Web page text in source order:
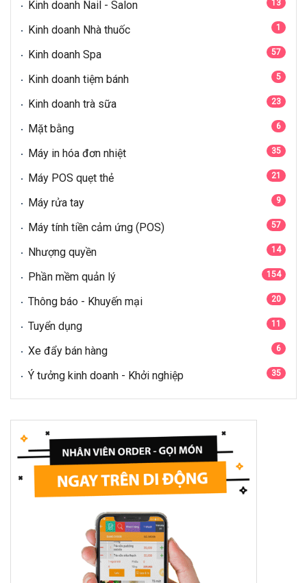
Kinh doanh Nail - Salon 13
Kinh doanh Nhà thuốc 1
Kinh doanh Spa 57
Kinh doanh tiệm bánh 5
Kinh doanh trà sữa 23
Mặt bằng 6
Máy in hóa đơn nhiệt 35
Máy POS quẹt thẻ 21
Máy rửa tay 9
Máy tính tiền cảm ứng (POS) 57
Nhượng quyền 14
Phần mềm quản lý 154
Thông báo - Khuyến mại 20
Tuyển dụng 11
Xe đẩy bán hàng 6
Ý tưởng kinh doanh - Khởi nghiệp 35